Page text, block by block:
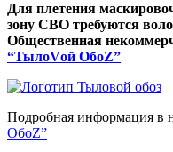
Для плетения
зону СВО требуются
Общественная
“ТылоVой ОбоZ”
Подробная информация в
ОбоZ”